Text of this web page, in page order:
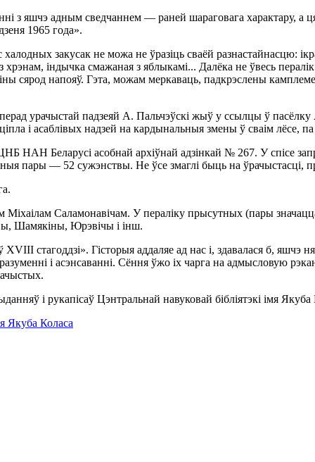
з яшчэ адным сведчаннем — раней шараговага характару,
1965 года».
закусак не можа не ўразіць сваёй разнастайнасцю: ікра
індычка смажаная з яблыкамі... Далёка не ўвесь
сярод напояў. Гэта, можам меркаваць, падкрэслены
урачыстай падзеяй А. Пальчэўскі жыў у ссылцы ў
і асаблівых надзей на кардынальныя змены ў сваім лёсе,
НАН Беларусі асобнай архіўнай адзінкай № 267. У спісе
пары — 52 сужэнствы. Не ўсе змаглі быць на ўрачыстасці,
Саламонавічам. У пераліку прысутных (пары
Шамякіны, Юрэвічы і інш.
стагоддзі». Гісторыя аддаляе ад нас і, здавалася б, яшчэ
і асэнсаванні. Сёння ўжо іх чарга на адмысловую
і рукапісаў Цэнтральнай навуковай бібліятэкі імя
Якуба Коласа